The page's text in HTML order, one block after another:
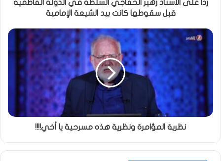
ردا على الأستاذ زهير الخفاجي السلطة في الدولة الفاطمية
قبل سقوطها كانت بيد الشيعة الإمامية
نظرية المؤامرة ونظرية هذه مسرحية يا أخي!!!!